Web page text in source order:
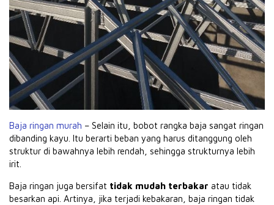
Baja ringan murah – Selain itu, bobot rangka baja sangat ringan
dibanding kayu. Itu berarti beban yang harus ditanggung oleh
struktur di bawahnya lebih rendah, sehingga strukturnya lebih
irit.
Baja ringan juga bersifat tidak mudah terbakar atau tidak
besarkan api. Artinya, jika terjadi kebakaran, baja ringan tidak